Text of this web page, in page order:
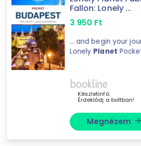
Forgalmazók
Fallon: Lonely ...
3 950 Ft
... and begin your journey now! Inside
Lonely Planet
LonelyPlanet
spots but also
Készletinfó:
Érdeklődj a boltban!
Megnézem arrow_forward